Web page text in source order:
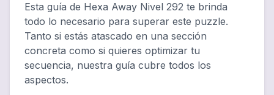
Esta guía de Hexa Away Nivel 292 te brinda
todo lo necesario para superar este puzzle.
Tanto si estás atascado en una sección
concreta como si quieres optimizar tu
secuencia, nuestra guía cubre todos los
aspectos.